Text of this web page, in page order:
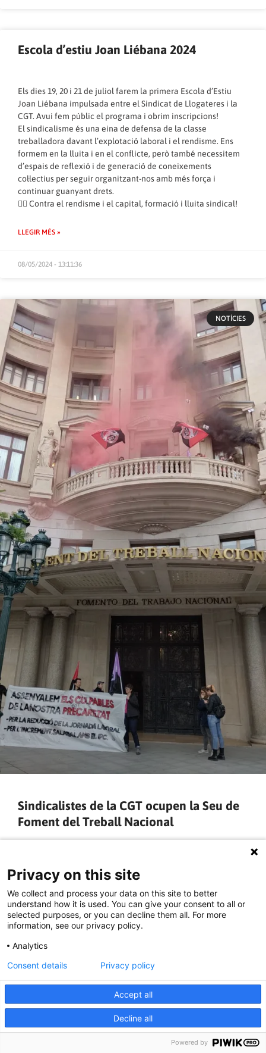
Escola d’estiu Joan Liébana 2024
Els dies 19, 20 i 21 de juliol farem la primera Escola d’Estiu
Joan Liébana impulsada entre el Sindicat de Llogateres i la
CGT. Avui fem públic el programa i obrim inscripcions!
El sindicalisme és una eina de defensa de la classe
treballadora davant l’explotació laboral i el rendisme. Ens
formem en la lluita i en el conflicte, però també necessitem
d’espais de reflexió i de generació de coneixements
col·lectius per seguir organitzant-nos amb més força i
continuar guanyant drets.
✊🏽 Contra el rendisme i el capital, formació i lluita sindical!
LLEGIR MÉS »
08/05/2024 - 13:11:36
NOTÍCIES
Sindicalistes de la CGT ocupen la Seu de
Foment del Treball Nacional
treballadors en lluita per l’augment dels salaris en
consonància amb l’IPC. Uns dels representants ha reivindicat,
megàfon en ma, des del balcó principal, «estem fartes de
deixar-nos la pell al treball, de treballar 40h setmanals per no
poder arribar a final de mes ni poder-nos pagar un lloguer
LLEGIR MÉS »
Privacy on this site
We collect and process your data on this site to better
understand how it is used. You can give your consent to all or
selected purposes, or you can decline them all. For more
information, see our privacy policy.
Analytics
Accept all
Decline all
Consent details Privacy policy
Powered by